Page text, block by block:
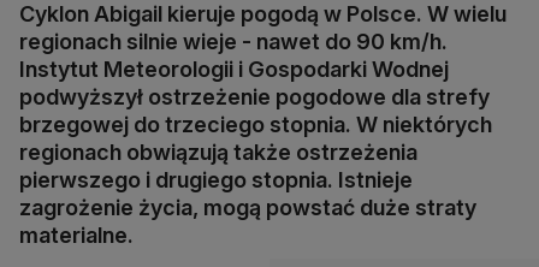
Cyklon Abigail kieruje pogodą w Polsce. W wielu
regionach silnie wieje - nawet do 90 km/h.
Instytut Meteorologii i Gospodarki Wodnej
podwyższył ostrzeżenie pogodowe dla strefy
brzegowej do trzeciego stopnia. W niektórych
regionach obwiązują także ostrzeżenia
pierwszego i drugiego stopnia. Istnieje
zagrożenie życia, mogą powstać duże straty
materialne.